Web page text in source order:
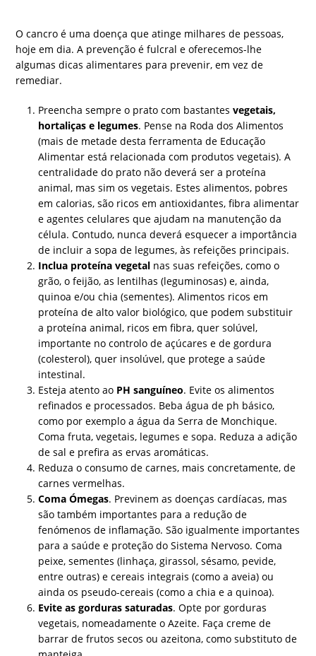
O cancro é uma doença que atinge milhares de pessoas,
hoje em dia. A prevenção é fulcral e oferecemos-lhe
algumas dicas alimentares para prevenir, em vez de
remediar.
Preencha sempre o prato com bastantesvegetais,
hortaliças e legumes. Pense na Roda dos Alimentos
(mais de metade desta ferramenta de Educação
Alimentar está relacionada com produtos vegetais). A
centralidade do prato não deverá ser a proteína
animal, mas sim os vegetais. Estes alimentos, pobres
em calorias, são ricos em antioxidantes, fibra alimentar
e agentes celulares que ajudam na manutenção da
célula. Contudo, nunca deverá esquecer a importância
de incluir a sopa de legumes, às refeições principais.
Inclua proteína vegetal nas suas refeições, como o
grão, o feijão, as lentilhas (leguminosas) e, ainda,
quinoa e/ou chia (sementes). Alimentos ricos em
proteína de alto valor biológico, que podem substituir
a proteína animal, ricos em fibra, quer solúvel,
importante no controlo de açúcares e de gordura
(colesterol), quer insolúvel, que protege a saúde
intestinal.
Esteja atento ao PH sanguíneo. Evite os alimentos
refinados e processados. Beba água de ph básico,
como por exemplo a água da Serra de Monchique.
Coma fruta, vegetais, legumes e sopa. Reduza a adição
de sal e prefira as ervas aromáticas.
Reduza o consumo de carnes, mais concretamente, de
carnes vermelhas.
Coma Ómegas. Previnem as doenças cardíacas, mas
são também importantes para a redução de
fenómenos de inflamação. São igualmente importantes
para a saúde e proteção do Sistema Nervoso. Coma
peixe, sementes (linhaça, girassol, sésamo, pevide,
entre outras) e cereais integrais (como a aveia) ou
ainda os pseudo-cereais (como a chia e a quinoa).
Evite as gorduras saturadas. Opte por gorduras
vegetais, nomeadamente o Azeite. Faça creme de
barrar de frutos secos ou azeitona, como substituto de